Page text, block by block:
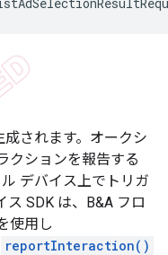
成されます。オークシ
クションを報告する
デバイス上でトリガ
SDK は、B&A フロ
使用し
reportInteraction()